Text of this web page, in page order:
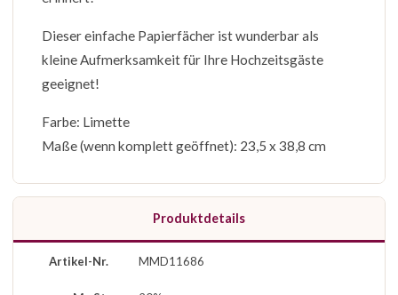
Dieser einfache Papierfächer ist wunderbar als
kleine Aufmerksamkeit für Ihre Hochzeitsgäste
geeignet!
Farbe: Limette
Maße (wenn komplett geöffnet): 23,5 x 38,8 cm
Produktdetails
Artikel-Nr. MMD11686